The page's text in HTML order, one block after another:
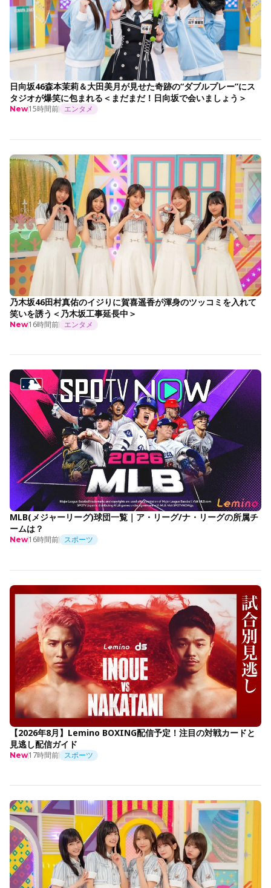
日向坂46森本茉莉＆大田美月が見せた奇跡の“ダブルプレー”にス
タジオが爆笑に包まれる＜まだまだ！日向坂で会いましょう＞
New15時間前 エンタメ
乃木坂46田村真佑のイジりに賀喜遥香が渾身のツッコミを入れて
笑いを誘う＜乃木坂工事延長中＞
New16時間前 エンタメ
MLB(メジャーリーグ)球団一覧｜ア・リーグ/ナ・リーグの所属チ
ームは？
New16時間前 スポーツ
【2026年8月】Lemino BOXING配信予定！注目の対戦カードと
見逃し配信ガイド
New17時間前 スポーツ